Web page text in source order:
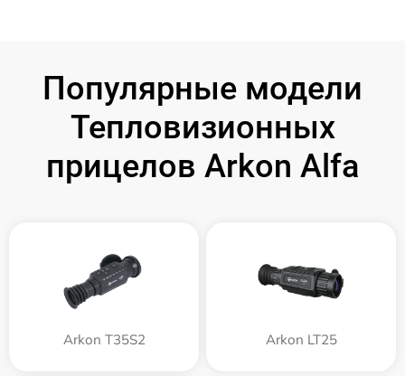
Популярные модели
Тепловизионных
прицелов Arkon Alfa
Arkon T35S2 Arkon LT25